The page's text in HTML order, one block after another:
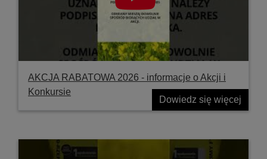
AKCJA RABATOWA 2026 - informacje o Akcji i
Konkursie
Dowiedz się więcej